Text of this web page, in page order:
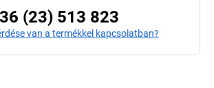
(23) 513 823
van a termékkel kapcsolatban?